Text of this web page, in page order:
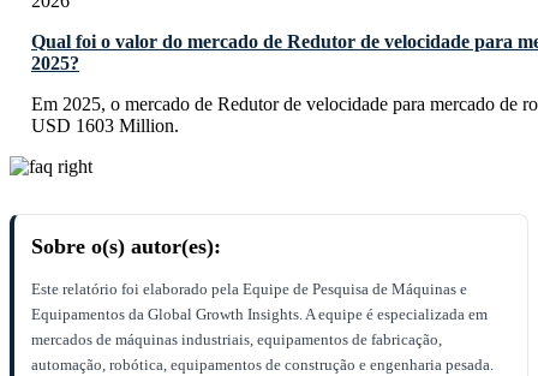
Qual foi o valor do mercado de Redutor de velocidade para
2025?
Em 2025, o mercado de Redutor de velocidade para mercado de
USD 1603 Million.
Sobre o(s) autor(es):
Este relatório foi elaborado pela Equipe de Pesquisa de Máquinas e
Equipamentos da Global Growth Insights. A equipe é especializada em
mercados de máquinas industriais, equipamentos de fabricação,
automação, robótica, equipamentos de construção e engenharia pesada.